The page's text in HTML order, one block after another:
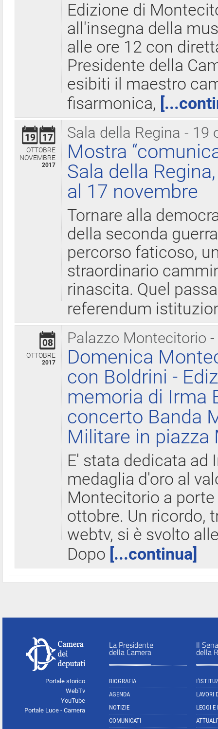
Edizione di
all'insegna della
alle ore 12 con
Presidente della
esibiti il maestro
fisarmonica,
Sala della Regina - 19
19 17
OTTOBRE
NOVEMBRE
2017
Mostra
Sala della
al 17 novembre
Tornare alla
della seconda
percorso faticoso,
straordinario
rinascita. Quel
referendum
Palazzo Montecitorio
08
OTTOBRE
2017
Domenica
con Boldrini -
memoria di Irma
concerto Banda
Militare in
E' stata dedicata ad
medaglia d'oro al
Montecitorio a
ottobre. Un ricordo,
webtv, si è svolto
Dopo [...continua]
Portale storico
WebTv
YouTube
Portale Luce - Camera
La Presidente
della Camera
BIOGRAFIA
AGENDA
NOTIZIE
COMUNICATI
Il
della
LAVORI
LEGGI E